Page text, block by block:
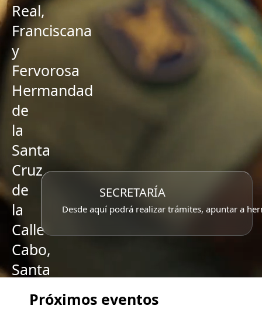
Real,
Franciscana
y
Fervorosa
Hermandad
de
la
Santa
Cruz
de
la
Calle
Cabo,
Santa
Caridad
SECRETARÍA
Desde aquí podrá realizar trámites, apuntar a
Próximos eventos